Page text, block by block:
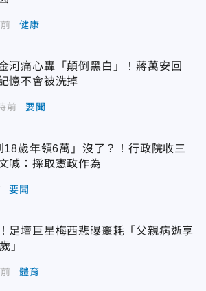
健康
河痛心轟「顛倒黑白」！蔣萬安回
憶不會被洗掉
前 要聞
18歲年領6萬」沒了？！行政院收三
喊：採取憲政作為
要聞
足壇巨星梅西悲曝噩耗「父親病逝享
」
體育